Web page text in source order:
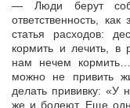
— Люди берут
ответственность,
статья расходов:
кормить и лечить, в
нам нечем
можно не привить
делать прививку: «У
же и болеют. Еще